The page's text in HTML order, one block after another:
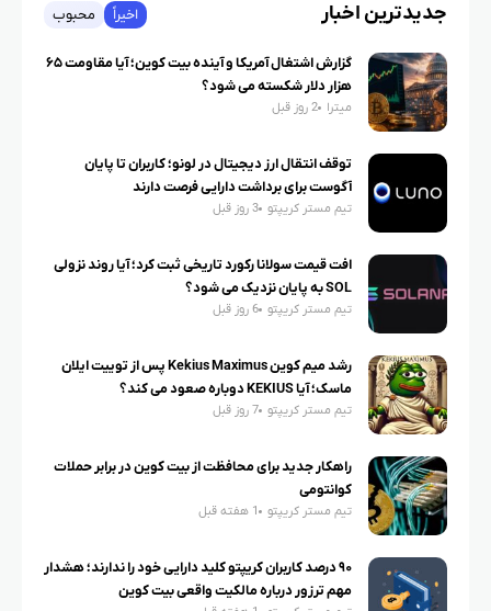
جدیدترین اخبار اخیراً محبوب
گزارش اشتغال آمریکا و آینده بیت کوین؛ آیا مقاومت ۶۵
هزار دلار شکسته می شود؟
میترا 2 روز قبل
توقف انتقال ارز دیجیتال در لونو؛ کاربران تا پایان
آگوست برای برداشت دارایی فرصت دارند
تیم مستر کریپتو 3 روز قبل
افت قیمت سولانا رکورد تاریخی ثبت کرد؛ آیا روند نزولی
SOL به پایان نزدیک می شود؟
تیم مستر کریپتو 6 روز قبل
رشد میم کوین Kekius Maximus پس از توییت ایلان
ماسک؛ آیا KEKIUS دوباره صعود می کند؟
تیم مستر کریپتو 7 روز قبل
راهکار جدید برای محافظت از بیت کوین در برابر حملات
کوانتومی
تیم مستر کریپتو 1 هفته قبل
۹۰ درصد کاربران کریپتو کلید دارایی خود را ندارند؛ هشدار
مهم ترزور درباره مالکیت واقعی بیت کوین